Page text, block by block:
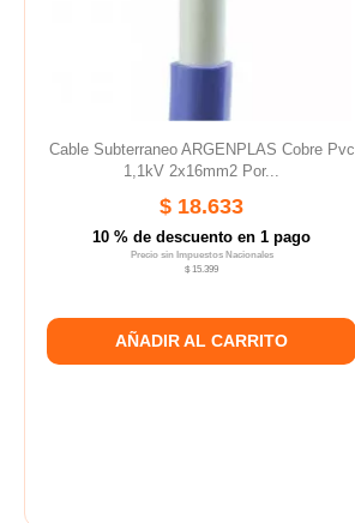
Cable Subterraneo ARGENPLAS Cobre Pvc
1,1kV 2x16mm2 Por...
$ 18.633
10 % de descuento en 1 pago
Precio sin Impuestos Nacionales
$ 15.399
AÑADIR AL CARRITO